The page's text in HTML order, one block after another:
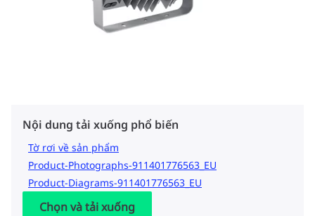
Nội dung tải xuống phổ biến
Tờ rơi về sản phẩm
Product-Photographs-911401776563_EU
Product-Diagrams-911401776563_EU
Chọn và tải xuống